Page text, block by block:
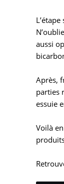
aussi
Après,
parties
essuie
Voilà